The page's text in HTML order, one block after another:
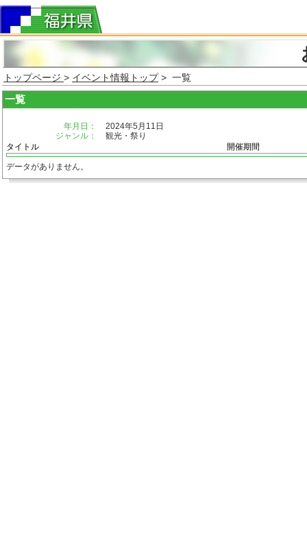
トップページ > イベント情報トップ> 一覧
一覧
年月日：
2024年5月11日
ジャンル：
観光・祭り
タイトル
開催期間
データがありません。